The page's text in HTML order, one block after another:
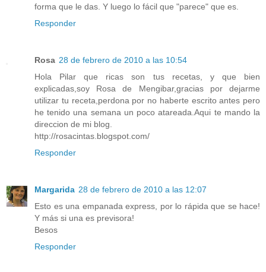
forma que le das. Y luego lo fácil que "parece" que es.
Responder
Rosa 28 de febrero de 2010 a las 10:54
Hola Pilar que ricas son tus recetas, y que bien
explicadas,soy Rosa de Mengibar,gracias por dejarme
utilizar tu receta,perdona por no haberte escrito antes pero
he tenido una semana un poco atareada.Aqui te mando la
direccion de mi blog.
http://rosacintas.blogspot.com/
Responder
Margarida 28 de febrero de 2010 a las 12:07
Esto es una empanada express, por lo rápida que se hace!
Y más si una es previsora!
Besos
Responder